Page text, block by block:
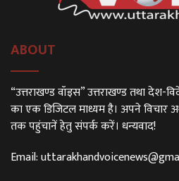
ABOUT
“उत्तराखण्ड वॉइस” उत्तराखण्ड तथा देश-
का एक डिजिटल माध्यम है। अपने विचार
तक पहुंचानें हेतु संपर्क करें। धन्यवाद!
Email: